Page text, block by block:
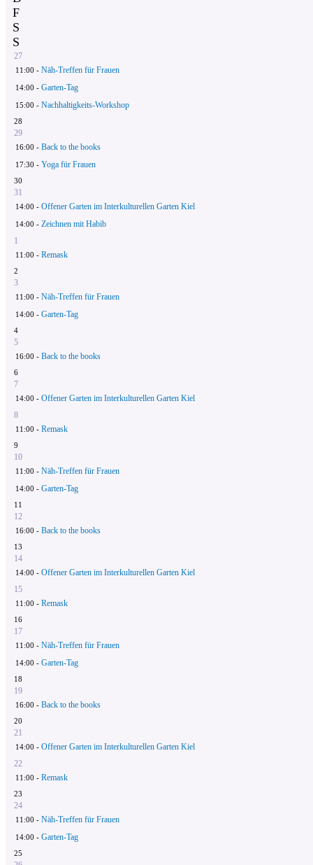
F
S
S
27
11:00 - Näh-Treffen für Frauen
14:00 - Garten-Tag
15:00 - Nachhaltigkeits-Workshop
28
29
16:00 - Back to the books
17:30 - Yoga für Frauen
30
31
14:00 - Offener Garten im Interkulturellen Garten Kiel
14:00 - Zeichnen mit Habib
1
11:00 - Remask
2
3
11:00 - Näh-Treffen für Frauen
14:00 - Garten-Tag
4
5
16:00 - Back to the books
6
7
14:00 - Offener Garten im Interkulturellen Garten Kiel
8
11:00 - Remask
9
10
11:00 - Näh-Treffen für Frauen
14:00 - Garten-Tag
11
12
16:00 - Back to the books
13
14
14:00 - Offener Garten im Interkulturellen Garten Kiel
15
11:00 - Remask
16
17
11:00 - Näh-Treffen für Frauen
14:00 - Garten-Tag
18
19
16:00 - Back to the books
20
21
14:00 - Offener Garten im Interkulturellen Garten Kiel
22
11:00 - Remask
23
24
11:00 - Näh-Treffen für Frauen
14:00 - Garten-Tag
25